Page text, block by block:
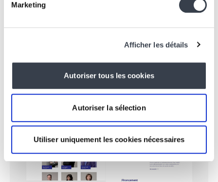
Marketing
Afficher les détails
Autoriser tous les cookies
Autoriser la sélection
Utiliser uniquement les cookies nécessaires